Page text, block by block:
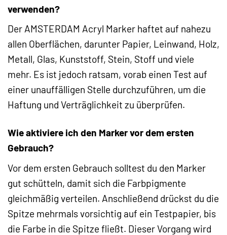
verwenden?
Der AMSTERDAM Acryl Marker haftet auf nahezu
allen Oberflächen, darunter Papier, Leinwand, Holz,
Metall, Glas, Kunststoff, Stein, Stoff und viele
mehr. Es ist jedoch ratsam, vorab einen Test auf
einer unauffälligen Stelle durchzuführen, um die
Haftung und Verträglichkeit zu überprüfen.
Wie aktiviere ich den Marker vor dem ersten
Gebrauch?
Vor dem ersten Gebrauch solltest du den Marker
gut schütteln, damit sich die Farbpigmente
gleichmäßig verteilen. Anschließend drückst du die
Spitze mehrmals vorsichtig auf ein Testpapier, bis
die Farbe in die Spitze fließt. Dieser Vorgang wird